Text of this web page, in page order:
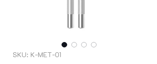
SKU: K-MET-01